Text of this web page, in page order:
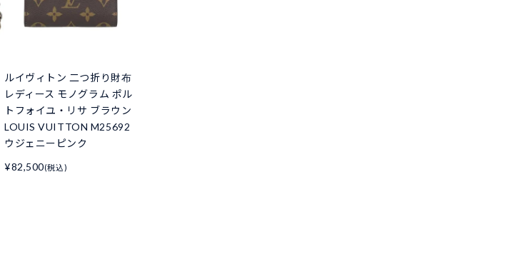
ルイヴィトン 二つ折り財布
レディース モノグラム ポル
トフォイユ・リサ ブラウン
LOUIS VUITTON M25692
ウジェニーピンク
¥82,500(税込)